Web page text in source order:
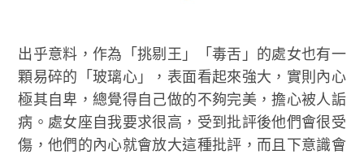
出乎意料，作為「挑剔王」「毒舌」的處女也有一
顆易碎的「玻璃心」，表面看起來強大，實則內心
極其自卑，總覺得自己做的不夠完美，擔心被人詬
病。處女座自我要求很高，受到批評後他們會很受
傷，他們的內心就會放大這種批評，而且下意識會